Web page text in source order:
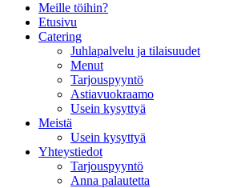
Meille töihin?
Etusivu
Catering
Juhlapalvelu ja tilaisuudet
Menut
Tarjouspyyntö
Astiavuokraamo
Usein kysyttyä
Meistä
Usein kysyttyä
Yhteystiedot
Tarjouspyyntö
Anna palautetta